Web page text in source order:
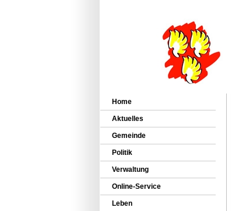
Home
Aktuelles
Gemeinde
Politik
Verwaltung
Online-Service
Leben